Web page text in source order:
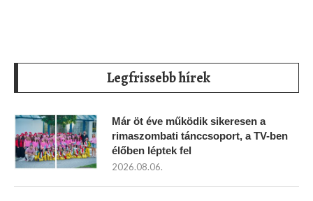
Legfrissebb hírek
Már öt éve működik sikeresen a
rimaszombati tánccsoport, a TV-ben
élőben léptek fel
2026.08.06.